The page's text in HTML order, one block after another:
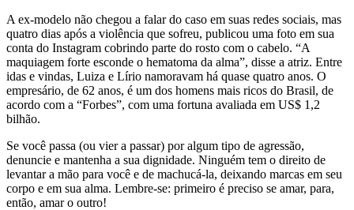
A ex-modelo não chegou a falar do caso em suas redes sociais, mas
quatro dias após a violência que sofreu, publicou uma foto em sua
conta do Instagram cobrindo parte do rosto com o cabelo. “A
maquiagem forte esconde o hematoma da alma”, disse a atriz. Entre
idas e vindas, Luiza e Lírio namoravam há quase quatro anos. O
empresário, de 62 anos, é um dos homens mais ricos do Brasil, de
acordo com a “Forbes”, com uma fortuna avaliada em US$ 1,2
bilhão.
Se você passa (ou vier a passar) por algum tipo de agressão,
denuncie e mantenha a sua dignidade. Ninguém tem o direito de
levantar a mão para você e de machucá-la, deixando marcas em seu
corpo e em sua alma. Lembre-se: primeiro é preciso se amar, para,
então, amar o outro!